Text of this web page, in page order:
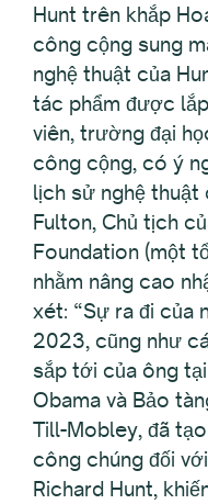
Hunt trên khắp
công cộng sung
nghệ thuật của
tác phẩm được
viên, trường đại
công cộng, có ý
lịch sử nghệ thuật
Fulton, Chủ tịch
Foundation (một
nhằm nâng cao
xét: “Sự ra đi của
2023, cũng như
sắp tới của ông
Obama và Bảo
Till-Mobley, đã
công chúng đối
Richard Hunt,